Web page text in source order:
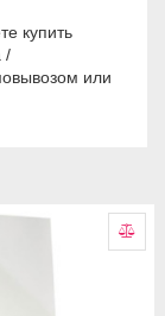
купить
/
или